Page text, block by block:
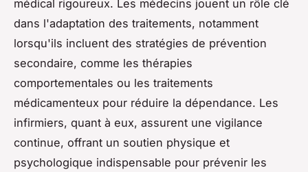
médical rigoureux. Les médecins jouent un rôle clé
dans l'adaptation des traitements, notamment
lorsqu'ils incluent des stratégies de prévention
secondaire, comme les thérapies
comportementales ou les traitements
médicamenteux pour réduire la dépendance. Les
infirmiers, quant à eux, assurent une vigilance
continue, offrant un soutien physique et
psychologique indispensable pour prévenir les